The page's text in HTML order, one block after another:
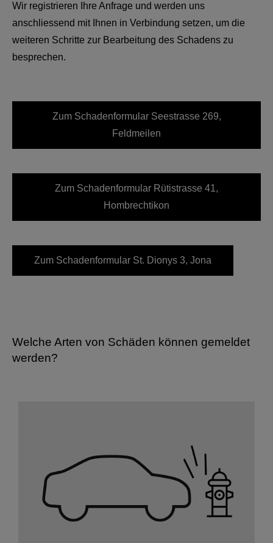
Wir registrieren Ihre Anfrage und werden uns
anschliessend mit Ihnen in Verbindung setzen, um die
weiteren Schritte zur Bearbeitung des Schadens zu
besprechen.
Zum Schadenformular Seestrasse 269,
Feldmeilen
Zum Schadenformular Rütistrasse 41,
Hombrechtikon
Zum Schadenformular St. Dionys 3, Jona
Welche Arten von Schäden können gemeldet
werden?